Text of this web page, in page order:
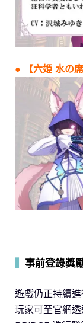
● 【六姫 水の
事前登錄獎
遊戲仍正持續
玩家可至官網